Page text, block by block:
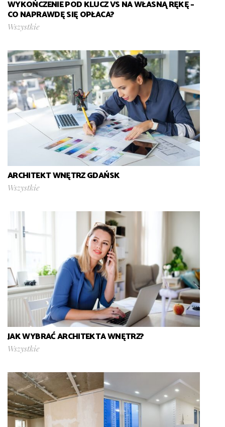
WYKOŃCZENIE POD KLUCZ VS NA WŁASNĄ RĘKĘ –
CO NAPRAWDĘ SIĘ OPŁACA?
Wszystkie
ARCHITEKT WNĘTRZ GDAŃSK
Wszystkie
JAK WYBRAĆ ARCHITEKTA WNĘTRZ?
Wszystkie